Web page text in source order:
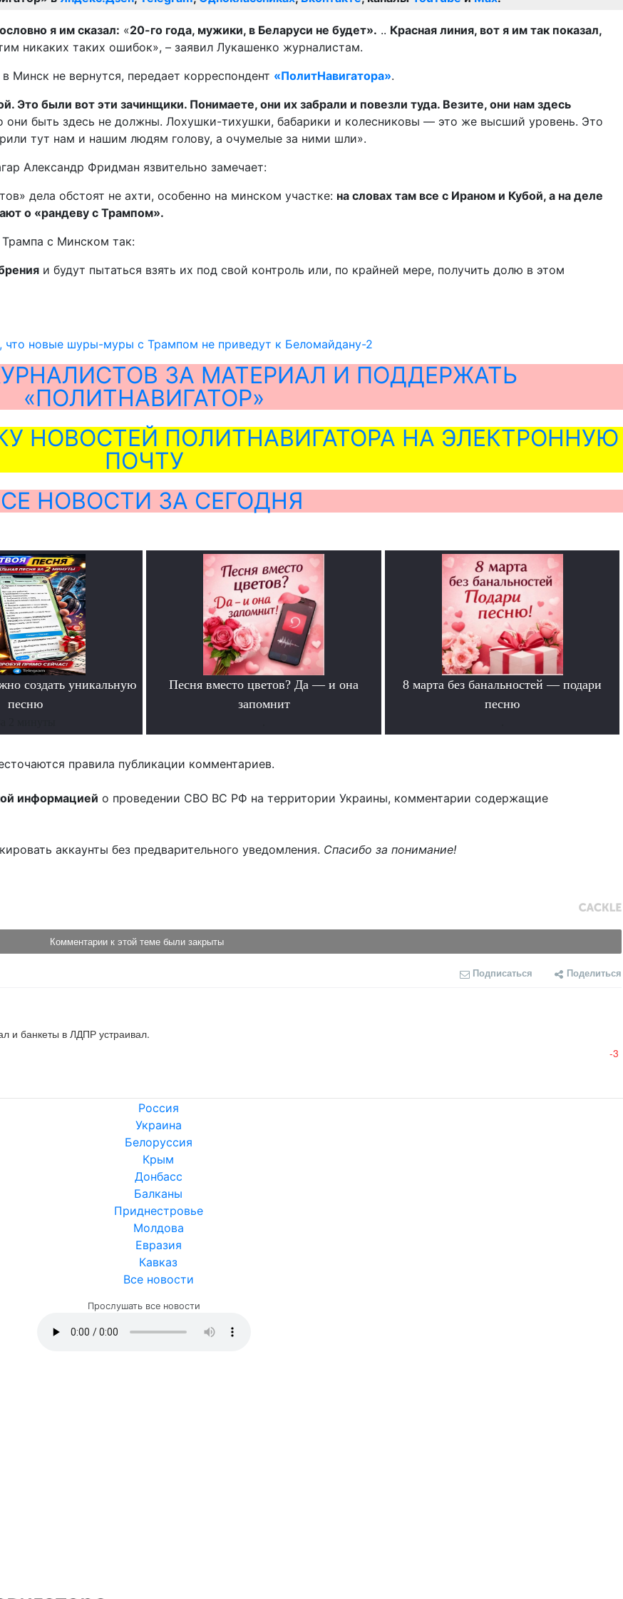
я им сказал: «20-го года, мужики, в Беларуси не будет». .. Красная линия, вот я им так показал,
никаких таких ошибок», – заявил Лукашенко журналистам.
не вернутся, передает корреспондент «ПолитНавигатора».
Это были вот эти зачинщики. Понимаете, они их забрали и повезли туда. Везите, они нам здесь
быть здесь не должны. Лохушки-тихушки, бабарики и колесниковы — это же высший уровень. Это
тут нам и нашим людям голову, а очумелые за ними шли».
Александр Фридман язвительно замечает:
дела обстоят не ахти, особенно на минском участке: на словах там все с Ираном и Кубой, а на деле
о «рандеву с Трампом».
Трампа с Минском так:
и будут пытаться взять их под свой контроль или, по крайней мере, получить долю в этом
что новые шуры-муры с Трампом не приведут к Беломайдану-2
ЗА МАТЕРИАЛ И ПОДДЕРЖАТЬ
«ПОЛИТНАВИГАТОР»
НОВОСТЕЙ ПОЛИТНАВИГАТОРА НА ЭЛЕКТРОННУЮ
ПОЧТУ
НОВОСТИ ЗА СЕГОДНЯ
создать уникальную
песню
Песня вместо цветов? Да — и она
запомнит
8 марта без банальностей — подари
песню
правила публикации комментариев.
информацией о проведении СВО ВС РФ на территории Украины, комментарии содержащие
аккаунты без предварительного уведомления. Спасибо за понимание!
Комментарии к этой теме были закрыты
Подписаться Поделиться
и банкеты в ЛДПР устраивал.
-3
Россия
Украина
Белоруссия
Крым
Донбасс
Балканы
Приднестровье
Молдова
Евразия
Кавказ
Все новости
Прослушать все новости